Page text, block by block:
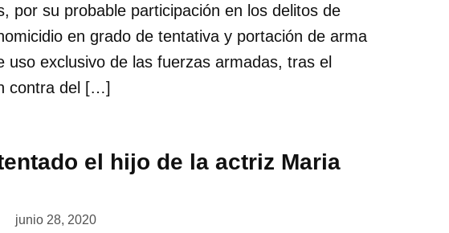
por su probable participación en los delitos de
en grado de tentativa y portación de arma
uso exclusivo de las fuerzas armadas, tras el
contra del […]
el hijo de la actriz Maria
junio 28, 2020